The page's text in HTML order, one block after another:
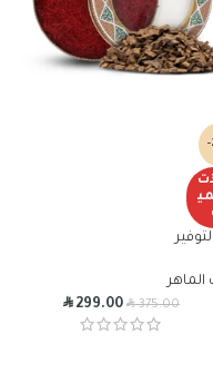
-
الماهر
R375.00
R299.00